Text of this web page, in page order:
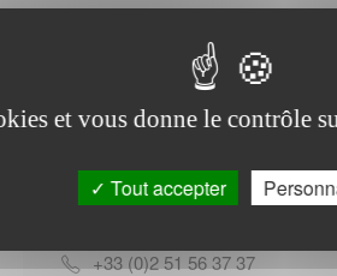
Office de tourisme de
4, Route de Luçon
+33 (0)2 51 56 37 37
et vous donne le contrôle
Tout accepter